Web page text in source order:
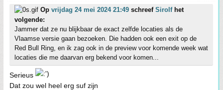
Op vrijdag 24 mei 2024 21:49 schreef Sirolfhet
volgende:
Jammer dat ze nu blijkbaar de exact zelfde locaties als de
Vlaamse versie gaan bezoeken. Die hadden ook een exit op de
Red Bull Ring, en ik zag ook in de preview voor komende week wat
locaties die me daarvan erg bekend voor komen...
Serieus
Dat zou wel heel erg suf zijn